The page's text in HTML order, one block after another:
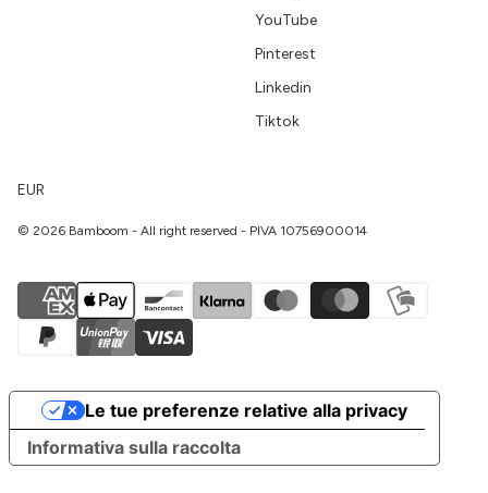
YouTube
Pinterest
Linkedin
Tiktok
EUR
© 2026 Bamboom - All right reserved - PIVA 10756900014
Informativa sulla raccolta
Le tue preferenze relative alla privacy